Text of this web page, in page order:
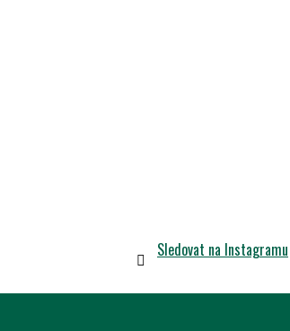
Sledovat na Instagramu
Z